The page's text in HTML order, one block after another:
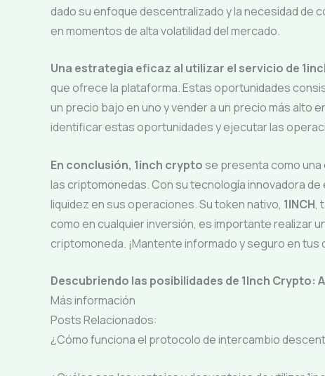
dado su enfoque descentralizado y la necesidad de
en momentos de alta volatilidad del mercado.
Una estrategia eficaz al utilizar el servicio de
que ofrece la plataforma. Estas oportunidades
un precio bajo en uno y vender a un precio más alto
identificar estas oportunidades y ejecutar las
En conclusión, 1inch cryptose presenta como una
las criptomonedas. Con su tecnología innovadora
liquidez en sus operaciones. Su token nativo, 1INCH,
como en cualquier inversión, es importante realizar
criptomoneda. ¡Mantente informado y seguro en
Descubriendo las posibilidades de 1Inch
Más información
Posts Relacionados:
¿Cómo funciona el protocolo de intercambio